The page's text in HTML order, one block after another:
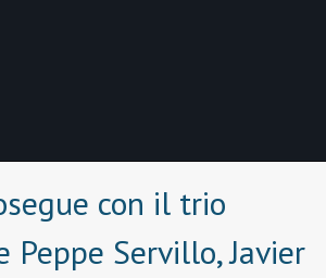
con il trio
Peppe Servillo, Javier